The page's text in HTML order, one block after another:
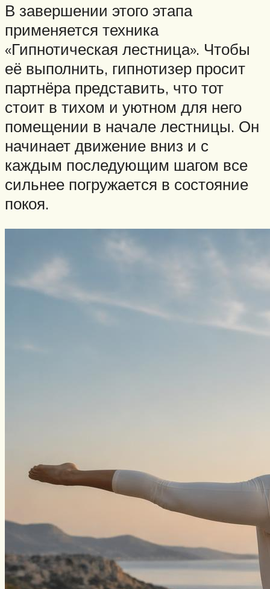
В завершении этого этапа
применяется техника
«Гипнотическая лестница». Чтобы
её выполнить, гипнотизер просит
партнёра представить, что тот
стоит в тихом и уютном для него
помещении в начале лестницы. Он
начинает движение вниз и с
каждым последующим шагом все
сильнее погружается в состояние
покоя.